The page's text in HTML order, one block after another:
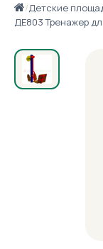
Каталог
Портфолио
Готові рішення
/Детские
ДЕ803 Тренажер